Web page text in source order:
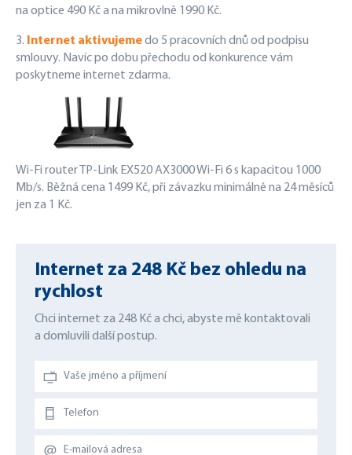
na optice 490 Kč a na mikrovlně 1990 Kč.
3. Internet aktivujemedo 5 pracovních dnů od podpisu
smlouvy. Navíc po dobu přechodu od konkurence vám
poskytneme internet zdarma.
Wi-Fi router TP-Link EX520 AX3000 Wi-Fi 6 s kapacitou 1000
Mb/s. Běžná cena 1499 Kč, při závazku minimálně na 24 měsíců
jen za 1 Kč.
Internet za 248 Kč bez ohledu na
rychlost
Chci internet za 248 Kč a chci, abyste mě kontaktovali
a domluvili další postup.